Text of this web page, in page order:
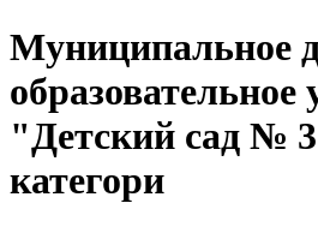
Муниципальное
образовательное
"Детский сад №
категори